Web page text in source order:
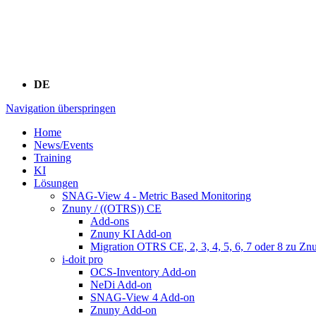
DE
Navigation überspringen
Home
News/Events
Training
KI
Lösungen
SNAG-View 4 - Metric Based Monitoring
Znuny / ((OTRS)) CE
Add-ons
Znuny KI Add-on
Migration OTRS CE, 2, 3, 4, 5, 6, 7 oder 8 zu
i-doit pro
OCS-Inventory Add-on
NeDi Add-on
SNAG-View 4 Add-on
Znuny Add-on